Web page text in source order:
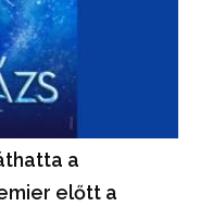
a
előtt a